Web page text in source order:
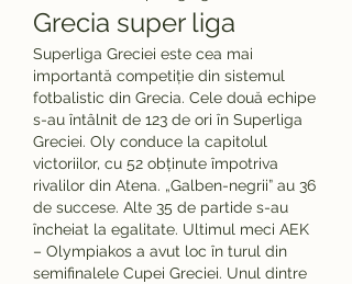
Grecia super liga
Superliga Greciei este cea mai
importantă competiție din sistemul
fotbalistic din Grecia. Cele două echipe
s-au întâlnit de 123 de ori în Superliga
Greciei. Oly conduce la capitolul
victoriilor, cu 52 obținute împotriva
rivalilor din Atena. „Galben-negrii” au 36
de succese. Alte 35 de partide s-au
încheiat la egalitate. Ultimul meci AEK
– Olympiakos a avut loc în turul din
semifinalele Cupei Greciei. Unul dintre